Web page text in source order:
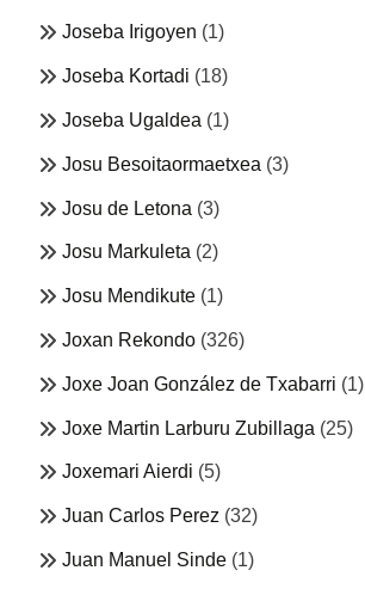
Joseba Irigoyen (1)
Joseba Kortadi (18)
Joseba Ugaldea (1)
Josu Besoitaormaetxea (3)
Josu de Letona (3)
Josu Markuleta (2)
Josu Mendikute (1)
Joxan Rekondo (326)
Joxe Joan González de Txabarri (1)
Joxe Martin Larburu Zubillaga (25)
Joxemari Aierdi (5)
Juan Carlos Perez (32)
Juan Manuel Sinde (1)